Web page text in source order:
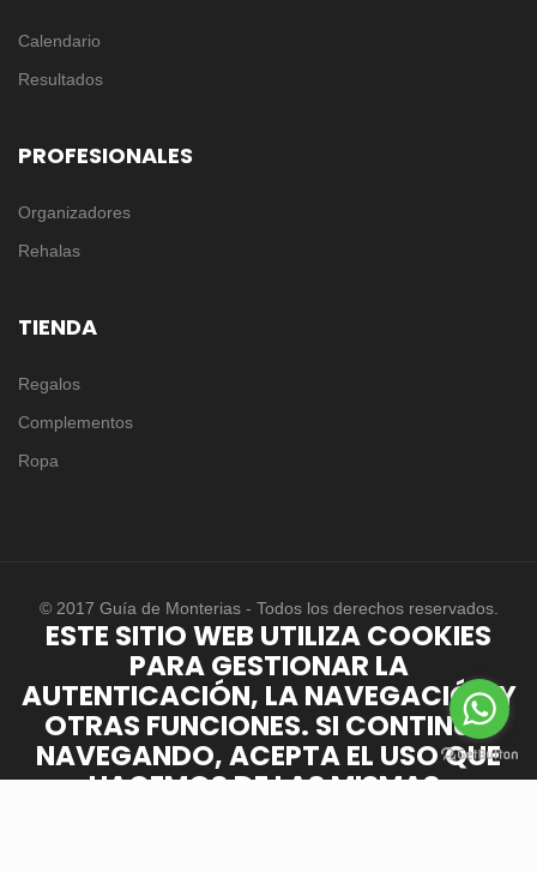
Calendario
Resultados
PROFESIONALES
Organizadores
Rehalas
TIENDA
Regalos
Complementos
Ropa
© 2017 Guía de Monterias - Todos los derechos reservados.
ESTE SITIO WEB UTILIZA COOKIES
PARA GESTIONAR LA
AUTENTICACIÓN, LA NAVEGACIÓN Y
OTRAS FUNCIONES. SI CONTINÚA
NAVEGANDO, ACEPTA EL USO QUE
HACEMOS DE LAS MISMAS.